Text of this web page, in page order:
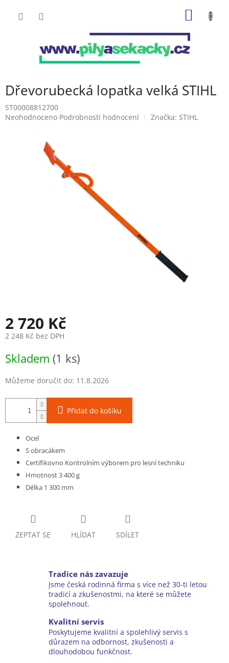
Dřevorubecká lopatka velká STIHL
ST00008812700
Průměrné
Neohodnoceno Podrobnosti hodnocení Značka: STIHL
2 720 Kč
2 248 Kč bez DPH
cena:
Skladem (1 ks)
Můžeme doručit do: 11.8.2026
Přidat do košíku
Ocel
S obracákem
Certifikovno Kontrolním výborem pro lesní techniku
Hmotnost 3 400 g
Délka 1 300 mm
ZEPTAT SE HLÍDAT SDÍLET
Tradice nás zavazuje
Jsme česká rodinná firma s více než 30-ti letou
tradicí a zkušenostmi, na které se můžete
spolehnout.
Kvalitní servis
Poskytujeme kvalitní a spolehlivý servis s
důrazem na odbornost, zkušenosti a
dlouhodobou funkčnost.